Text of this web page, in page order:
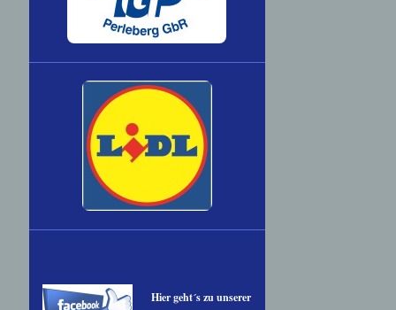
Hier geht´s zu unserer